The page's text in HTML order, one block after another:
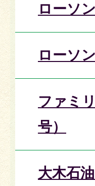
ローソ
ローソ
ファミ
号）
大木石